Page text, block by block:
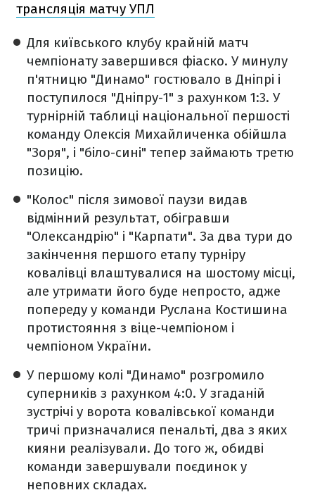
трансляція матчу УПЛ
Для київського клубу крайній матч
чемпіонату завершився фіаско. У минулу
п'ятницю "Динамо" гостювало в Дніпрі і
поступилося "Дніпру-1" з рахунком 1:3. У
турнірній таблиці національної першості
команду Олексія Михайличенка обійшла
"Зоря", і "біло-сині" тепер займають третю
позицію.
"Колос" після зимової паузи видав
відмінний результат, обігравши
"Олександрію" і "Карпати". За два тури до
закінчення першого етапу турніру
ковалівці влаштувалися на шостому місці,
але утримати його буде непросто, адже
попереду у команди Руслана Костишина
протистояння з віце-чемпіоном і
чемпіоном України.
У першому колі "Динамо" розгромило
суперників з рахунком 4:0. У згаданій
зустрічі у ворота ковалівської команди
тричі призначалися пенальті, два з яких
кияни реалізували. До того ж, обидві
команди завершували поєдинок у
неповних складах.